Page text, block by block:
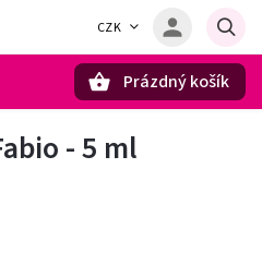
CZK
Prázdný košík
- 5 ml